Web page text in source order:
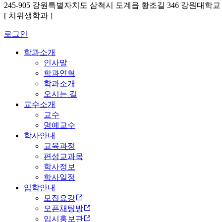
245-905 강원특별자치도 삼척시 도계읍 황조길 346 강원대학
[ 치위생학과 ]
로그인
학과소개
인사말
학과연혁
학과소개
오시는 길
교수소개
교수
명예교수
학사안내
교육과정
편성교과목
학사정보
학사일정
입학안내
모집요강
오픈채팅방
입시홍보관